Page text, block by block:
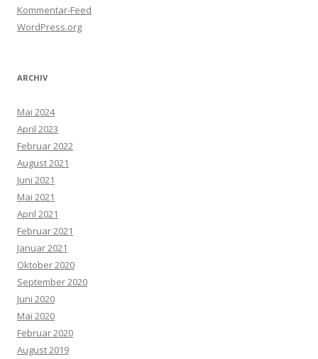
Kommentar-Feed
WordPress.org
ARCHIV
Mai 2024
April 2023
Februar 2022
August 2021
Juni 2021
Mai 2021
April 2021
Februar 2021
Januar 2021
Oktober 2020
September 2020
Juni 2020
Mai 2020
Februar 2020
August 2019